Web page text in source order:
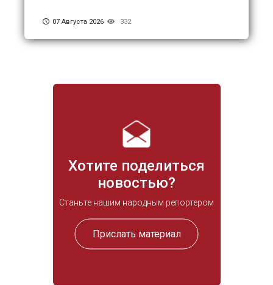
Хотите поделиться
новостью?
Станьте нашим народным репортером
Прислать материал
07 Августа 2026 332